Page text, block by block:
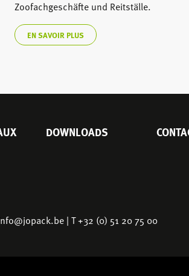
Zoofachgeschäfte und Reitställe.
EN SAVOIR PLUS
DOWNLOADS
| T +32 (0) 51 20 75 00